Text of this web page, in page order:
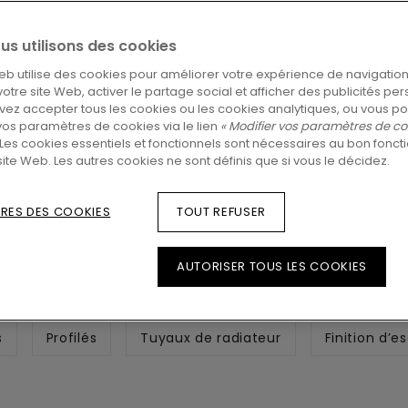
finition pour votre sol. Maintenant que
la touche finale en choisissant parmi notre
assortis. Découvrez ici tout ce que vous
peaufiner tous les détails.
DÉCOUVREZ TOUS LES ACCESSOIRES
Profilés Tuyaux de radiateur Finition
utilisons des cookies
utilise des cookies pour améliorer votre expérience de
site Web, activer le partage social et afficher des publicités
accepter tous les cookies ou les cookies analytiques, ou vous
paramètres de cookies via le lien « Modifier vos paramètres de
cookies essentiels et fonctionnels sont nécessaires au bon
Web. Les autres cookies ne sont définis que si vous le décidez.
DES COOKIES TOUT REFUSER
AUTORISER TOUS LES COOKIES